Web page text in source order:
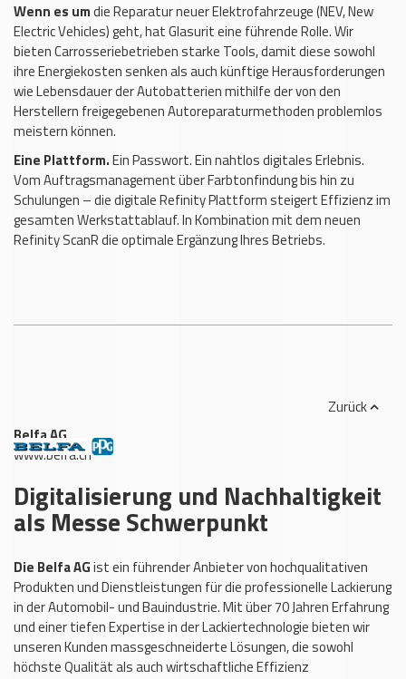
Wenn es umdie Reparatur neuer Elektrofahrzeuge (NEV, New
Electric Vehicles) geht, hat Glasurit eine führende Rolle. Wir
bieten Carrosseriebetrieben starke Tools, damit diese sowohl
ihre Energiekosten senken als auch künftige Herausforderungen
wie Lebensdauer der Autobatterien mithilfe der von den
Herstellern freigegebenen Autoreparaturmethoden problemlos
meistern können.
Eine Plattform.Ein Passwort. Ein nahtlos digitales Erlebnis.
Vom Auftragsmanagement über Farbtonfindung bis hin zu
Schulungen – die digitale Refinity Plattform steigert Effizienz im
gesamten Werkstattablauf. In Kombination mit dem neuen
Refinity ScanR die optimale Ergänzung Ihres Betriebs.
Belfa AG
www.belfa.ch
Zurück
Digitalisierung und Nachhaltigkeit
als Messe Schwerpunkt
Die Belfa AGist ein führender Anbieter von hochqualitativen
Produkten und Dienstleistungen für die professionelle Lackierung
in der Automobil- und Bauindustrie. Mit über 70 Jahren Erfahrung
und einer tiefen Expertise in der Lackiertechnologie bieten wir
unseren Kunden massgeschneiderte Lösungen, die sowohl
höchste Qualität als auch wirtschaftliche Effizienz